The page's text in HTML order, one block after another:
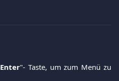
Enter"- Taste, um zum Menü zu